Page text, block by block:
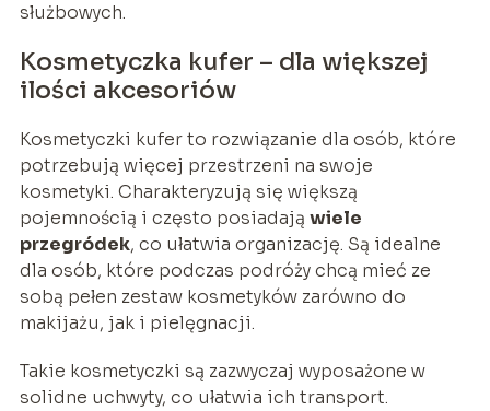
służbowych.
Kosmetyczka kufer – dla większej
ilości akcesoriów
Kosmetyczki kufer to rozwiązanie dla osób, które
potrzebują więcej przestrzeni na swoje
kosmetyki. Charakteryzują się większą
pojemnością i często posiadają wiele
przegródek, co ułatwia organizację. Są idealne
dla osób, które podczas podróży chcą mieć ze
sobą pełen zestaw kosmetyków zarówno do
makijażu, jak i pielęgnacji.
Takie kosmetyczki są zazwyczaj wyposażone w
solidne uchwyty, co ułatwia ich transport.